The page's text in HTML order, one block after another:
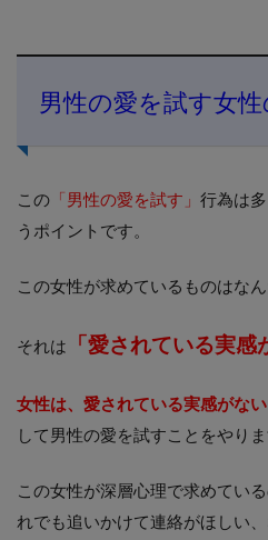
男性の愛を試す女性
この 「男性の愛を試す」 行為は
うポイントです。
この女性が求めているものはな
それは 「愛されている実感
女性は、愛されている実感がな
して男性の愛を試すことをやりま
この女性が深層心理で求めてい
れでも追いかけて連絡がほしい